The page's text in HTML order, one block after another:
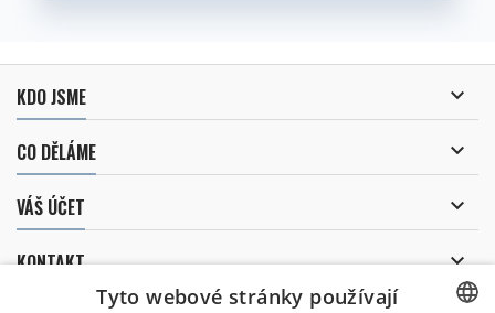
KDO JSME 
CO DĚLÁME 
VÁŠ ÚČET 
KONTAKT 
Tyto webové stránky používají